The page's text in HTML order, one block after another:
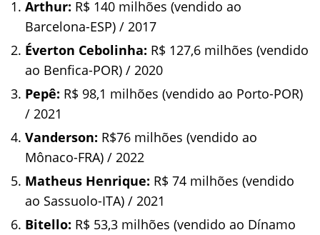
Arthur: R$ 140 milhões (vendido ao
Barcelona-ESP) / 2017
Éverton Cebolinha: R$ 127,6 milhões (vendido
ao Benfica-POR) / 2020
Pepê: R$ 98,1 milhões (vendido ao Porto-POR)
/ 2021
Vanderson: R$76 milhões (vendido ao
Mônaco-FRA) / 2022
Matheus Henrique: R$ 74 milhões (vendido
ao Sassuolo-ITA) / 2021
Bitello: R$ 53,3 milhões (vendido ao Dínamo